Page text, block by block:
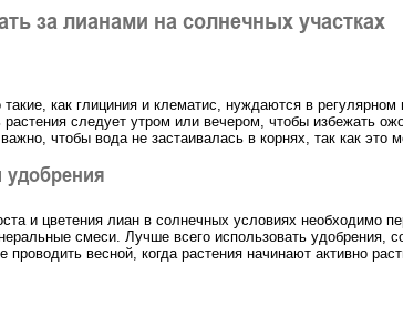
за лианами на солнечных участках
как глициния и клематис, нуждаются в
следует утром или вечером, чтобы избежать
чтобы вода не застаивалась в корнях, так как это
удобрения
и цветения лиан в солнечных условиях необходимо
смеси. Лучше всего использовать
проводить весной, когда растения начинают активно